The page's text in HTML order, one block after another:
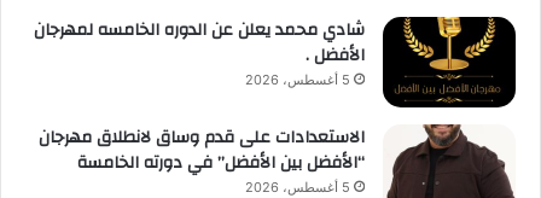
شادي محمد يعلن عن الدوره الخامسه لمهرجان
الأفضل .
5 أغسطس، 2026
الاستعدادات على قدم وساق لانطلاق مهرجان
“الأفضل بين الأفضل” في دورته الخامسة
5 أغسطس، 2026